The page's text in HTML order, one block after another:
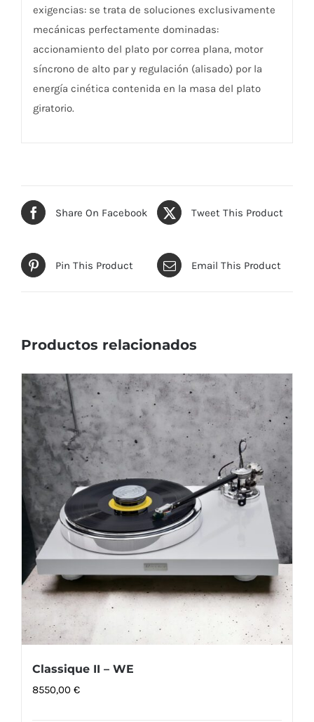
exigencias: se trata de soluciones exclusivamente
mecánicas perfectamente dominadas:
accionamiento del plato por correa plana, motor
síncrono de alto par y regulación (alisado) por la
energía cinética contenida en la masa del plato
giratorio.
Share On Facebook Tweet This Product
Pin This Product Email This Product
Productos relacionados
Classique II – WE
8550,00 €